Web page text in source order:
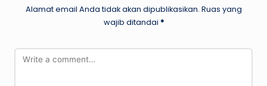
Alamat email Anda tidak akan dipublikasikan. Ruas yang
wajib ditandai *